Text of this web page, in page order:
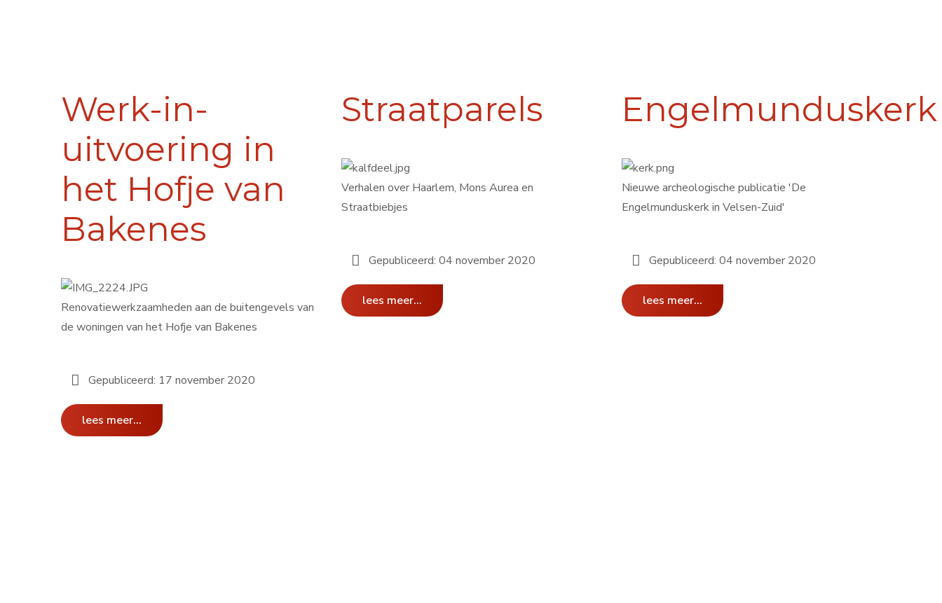
Werk-in-
uitvoering in
het Hofje van
Bakenes
Renovatiewerkzaamheden aan de buitengevels van
de woningen van het Hofje van Bakenes
Gepubliceerd: 17 november 2020
lees meer...
Straatparels
Verhalen over Haarlem, Mons Aurea en
Straatbiebjes
Gepubliceerd: 04 november 2020
lees meer...
Engelmunduskerk
Nieuwe archeologische publicatie 'De
Engelmunduskerk in Velsen-Zuid'
Gepubliceerd: 04 november 2020
lees meer...